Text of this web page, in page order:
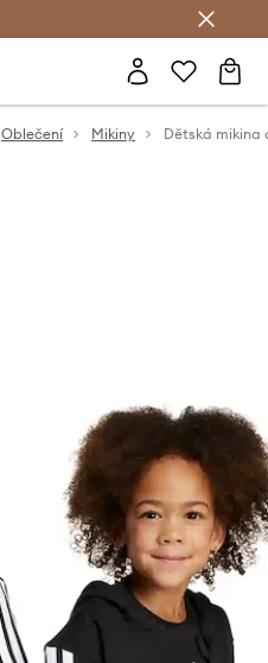
Oblečení Mikiny Dětská mikina